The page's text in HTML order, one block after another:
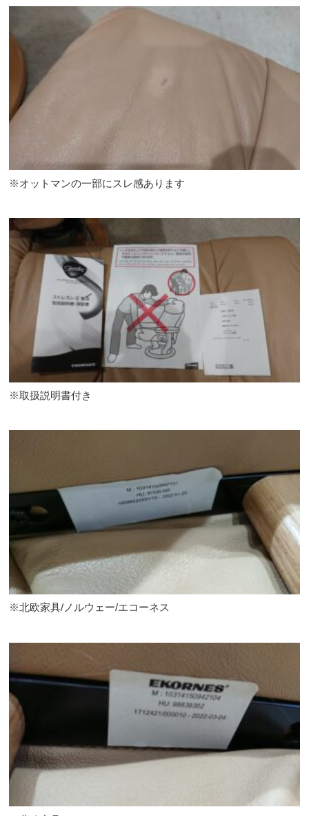
※オットマンの一部にスレ感あります
※取扱説明書付き
※北欧家具/ノルウェー/エコーネス